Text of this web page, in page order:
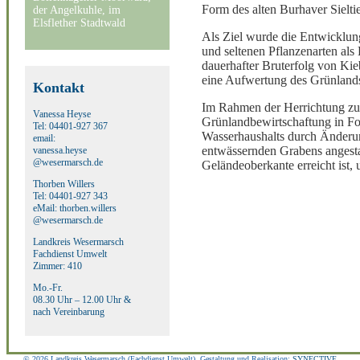
der Angelkuhle, im
Elsflether Stadtwald
Kontakt
Vanessa Heyse
Tel: 04401-927 367
email:
vanessa.heyse
@wesermarsch.de
Thorben Willers
Tel: 04401-927 343
eMail: thorben.willers
@wesermarsch.de
Landkreis Wesermarsch
Fachdienst Umwelt
Zimmer: 410
Mo.-Fr.
08.30 Uhr – 12.00 Uhr &
nach Vereinbarung
Form des alten Burhaver
Als Ziel wurde die
und seltenen Pflanzenarten
dauerhafter Bruterfolg von
eine Aufwertung des
Im Rahmen der Herrichtung
Grünlandbewirtschaftung in
Wasserhaushalts durch
entwässernden Grabens
Geländeoberkante erreicht ist,